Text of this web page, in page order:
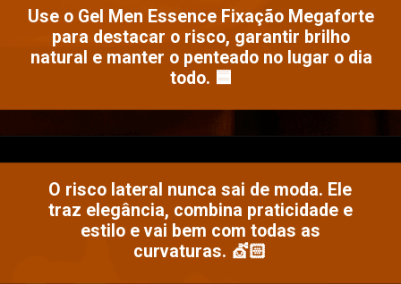
Use o Gel Men Essence Fixação Megaforte
para destacar o risco, garantir brilho
natural e manter o penteado no lugar o dia
todo. 🟦
Opening https://www.salonline.com.br/gel-fixador-mega-forte-men-essence-condicionante-300g?srsltid=AfmBOoqt_lwWPl3Pnx6OkBpagr0dBNUuvsRSMdB1NGp2BoRlRBGudZPp
O risco lateral nunca sai de moda. Ele
traz elegância, combina praticidade e
estilo e vai bem com todas as
curvaturas. 💇🏻